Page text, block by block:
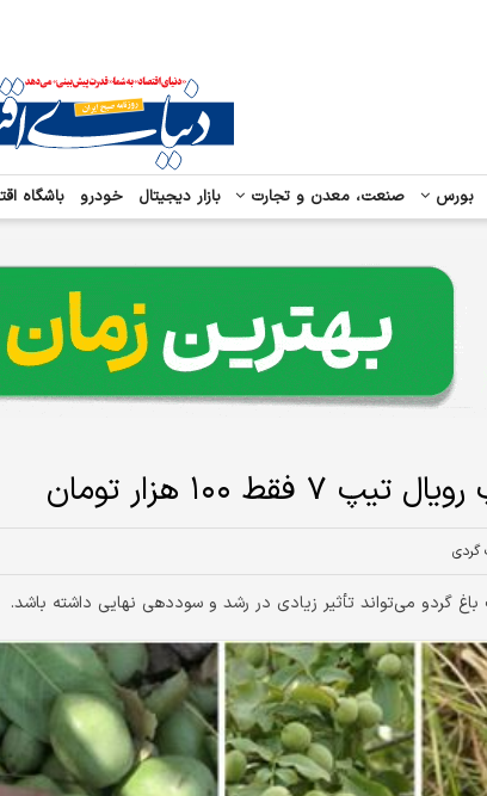
بورس صنعت، معدن و تجارت بازار دیجیتال خودرو باشگاه
۱۰۰ هزار تومان
گردی
گردو می‌تواند تأثیر زیادی در رشد و سوددهی نهایی داشته باشد.